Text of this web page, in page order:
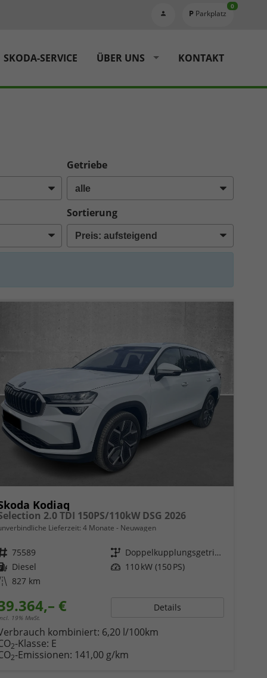
Parkplatz
0
SKODA-SERVICE ÜBER UNS KONTAKT
Getriebe
Sortierung
Kodiaq
2.0 TDI 150PS/110kW DSG 2026
Lieferzeit: 4 Monate Neuwagen
Fahrzeugnr. 75589 Getriebe
Doppelkupplungsgetriebe (DSG)
Kraftstoff Diesel Leistung 110 kW (150 PS)
Kilometerstand 827 km
€
19% MwSt.
Details
kombiniert: 6,20 l/100km
2-Klasse: E
2-Emissionen: 141,00 g/km